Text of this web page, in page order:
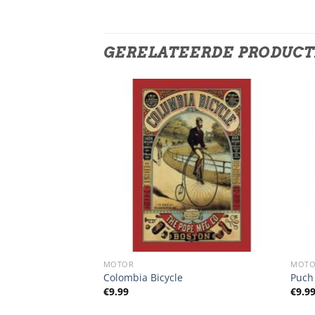
GERELATEERDE
MOTOR
Colombia Bicycle
€9.99
€